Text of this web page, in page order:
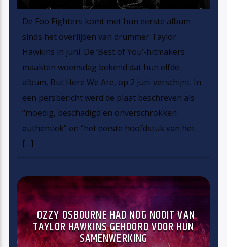
De Foo Fighters komt met hun eerste album
sinds het overlijden van drummer Taylor
Hawkins in juni. De ‘Best of You’-hitmakers
maakten woensdag bekend dat hun elfde
album, But Here We Are, op 2 juni verschijnt. In
een persbericht werd de plaat beschreven als
“moedig, beschadigd en onverschrokken
authentiek” en “het eerste hoofdstuk van het
[…]
OZZY OSBOURNE HAD NOG NOOIT VAN
TAYLOR HAWKINS GEHOORD VOOR HUN
SAMENWERKING